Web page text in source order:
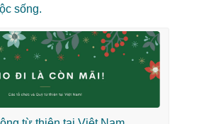
sống.